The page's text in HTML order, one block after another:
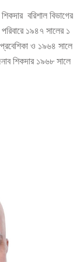
বরিশাল বিভাগের
১৯৪৭ সালের ১
ও ১৯৬৪ সালে
শিকদার ১৯৬৮ সালে